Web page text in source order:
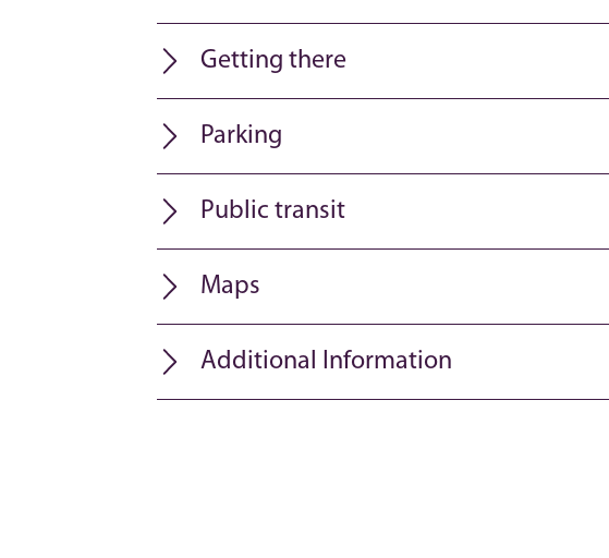
Getting there
Parking
Public transit
Maps
Additional Information